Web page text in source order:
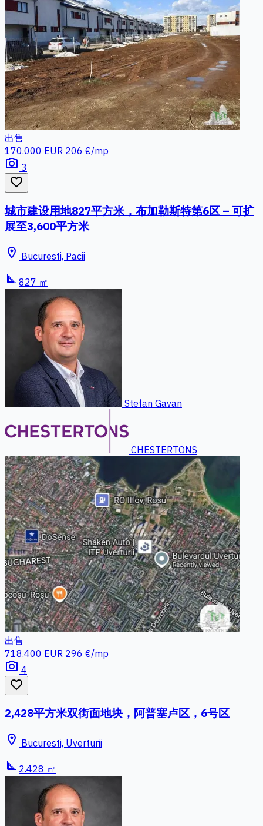
出售
170.000 EUR 206 €/mp
photo_camera 3
favorite_border
城市建设用地827平方米，布加勒斯特第6区 – 可扩
展至3,600平方米
location_on Bucuresti, Pacii
square_foot 827 ㎡
Stefan Gavan
CHESTERTONS
出售
718.400 EUR 296 €/mp
photo_camera 4
favorite_border
2,428平方米双街面地块，阿普塞卢区，6号区
location_on Bucuresti, Uverturii
square_foot 2.428 ㎡